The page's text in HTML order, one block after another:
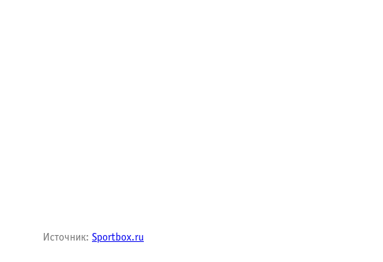
Источник: Sportbox.ru